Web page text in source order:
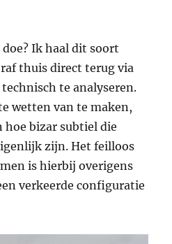
Ik haal dit soort
thuis direct terug via
te analyseren.
wetten van te maken,
hoe bizar subtiel die
zijn. Het feilloos
is hierbij overigens
verkeerde configuratie